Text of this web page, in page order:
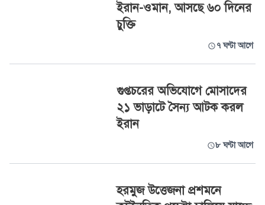
ইরান-ওমান, আসছে ৬০ দিনের
চুক্তি
৭ ঘণ্টা আগে
গুপ্তচরের অভিযোগে মোসাদের
২১ ভাড়াটে সৈন্য আটক করল
ইরান
৮ ঘণ্টা আগে
হরমুজ উত্তেজনা প্রশমনে